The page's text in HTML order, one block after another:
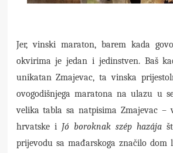
Jer, vinski maraton, barem kada
okvirima je jedan i jedinstven. Baš
unikatan Zmajevac, ta vinska
ovogodišnjega maratona na ulazu u
velika tabla sa natpisima Zmajevac –
hrvatske i Jó boroknak szép hazája
prijevodu sa mađarskoga značilo dom